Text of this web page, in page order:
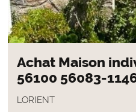
Achat Maison
56100 56083-
LORIENT